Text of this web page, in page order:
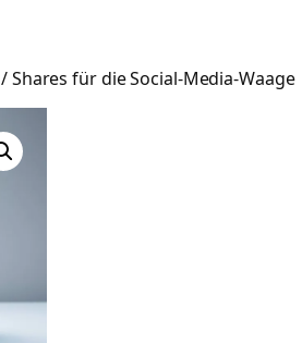
/ Shares für die Social-Media-Waage